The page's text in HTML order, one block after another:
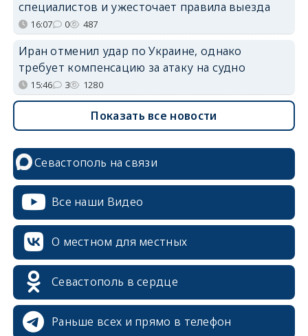
специалистов и ужесточает правила выезда
16:07 0 487
Иран отменил удар по Украине, однако
требует компенсацию за атаку на судно
15:46 3 1280
Показать все новости
Севастополь на связи
Все наши Видео
О местном для местных
Севастополь в сердце
Раньше всех и прямо в телефон